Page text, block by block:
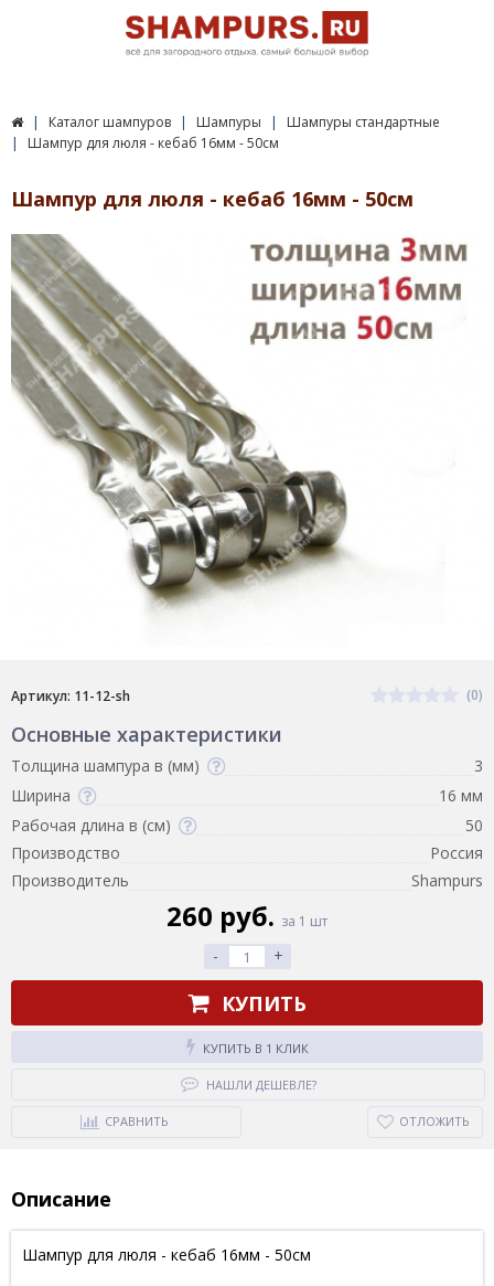
Каталог шампуров Шампуры
Шампуры стандартные
Шампур для люля - кебаб 16мм - 50см
Шампур для люля - кебаб 16мм - 50см
Артикул: 11-12-sh (0)
Основные характеристики
Толщина шампура в (мм)
3
Ширина
16 мм
Рабочая длина в (см)
50
Производство
Россия
Производитель
Shampurs
260 руб. за 1 шт
- +
КУПИТЬ
КУПИТЬ В 1 КЛИК
НАШЛИ ДЕШЕВЛЕ?
СРАВНИТЬ ОТЛОЖИТЬ
Описание
Шампур для люля - кебаб 16мм - 50см